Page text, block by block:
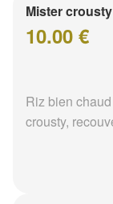
Mister crousty
10.00 €
Riz bien
crousty,